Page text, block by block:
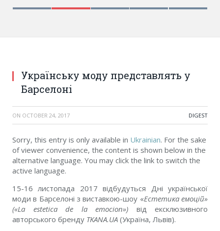
Українську моду представлять у
Барселоні
ON OCTOBER 24, 2017 DIGEST
Sorry, this entry is only available in Ukrainian. For the sake
of viewer convenience, the content is shown below in the
alternative language. You may click the link to switch the
active language.
15-16 листопада 2017 відбудуться Дні української
моди в Барселоні з виставкою-шоу «Естетика емоцій»
(«La estetica de la emocion») від ексклюзивного
авторського бренду TKANA.UA (Україна, Львів).